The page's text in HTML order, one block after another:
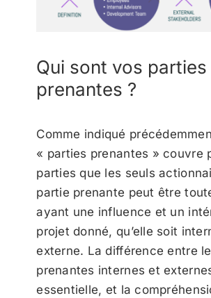
Qui sont vos parties
prenantes ?
Comme indiqué
« parties prenantes » couvre
parties que les seuls
partie prenante peut être
ayant une influence et un
projet donné, qu’elle soit
externe. La différence entre
prenantes internes et
essentielle, et la